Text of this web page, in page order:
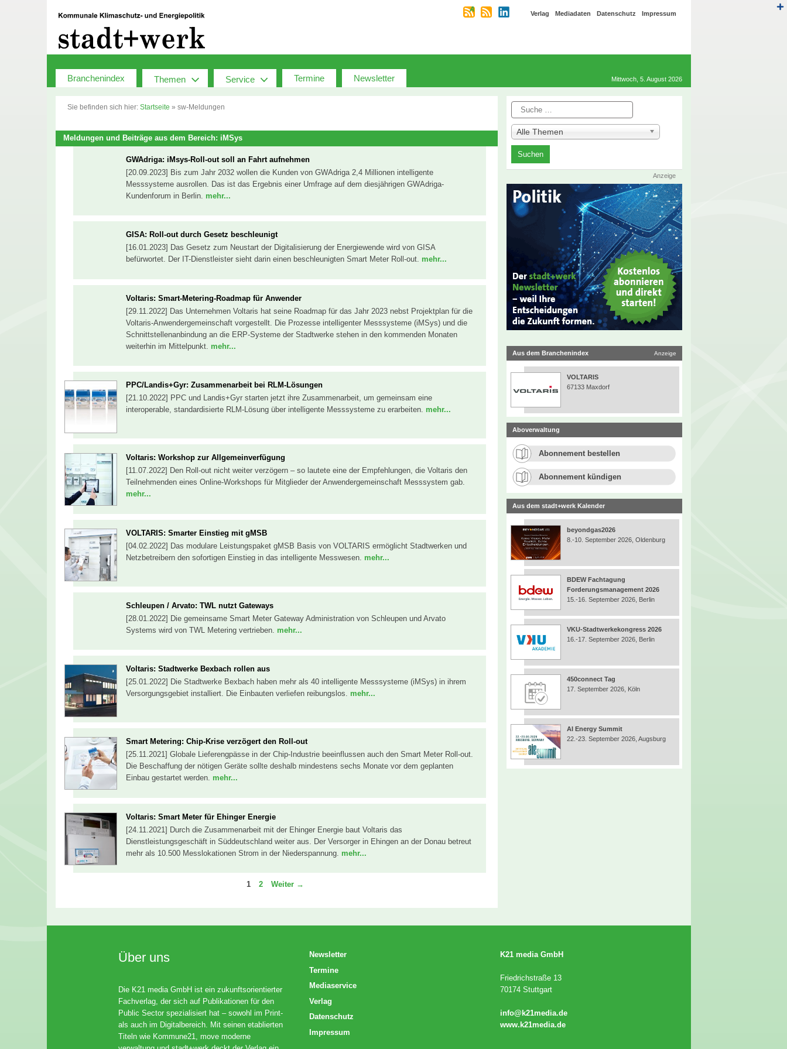
Verlag Mediadaten Datenschutz Impressum
Branchenindex Themen Service Termine Newsletter Mittwoch, 5. August 2026
Sie befinden sich hier: Startseite » sw-Meldungen
Meldungen und Beiträge aus dem Bereich: iMSys
GWAdriga: iMsys-Roll-out soll an Fahrt aufnehmen
[20.09.2023] Bis zum Jahr 2032 wollen die Kunden von GWAdriga 2,4 Millionen intelligente
Messsysteme ausrollen. Das ist das Ergebnis einer Umfrage auf dem diesjährigen GWAdriga-
Kundenforum in Berlin. mehr...
GISA: Roll-out durch Gesetz beschleunigt
[16.01.2023] Das Gesetz zum Neustart der Digitalisierung der Energiewende wird von GISA
befürwortet. Der IT-Dienstleister sieht darin einen beschleunigten Smart Meter Roll-out. mehr...
Voltaris: Smart-Metering-Roadmap für Anwender
[29.11.2022] Das Unternehmen Voltaris hat seine Roadmap für das Jahr 2023 nebst Projektplan für die
Voltaris-Anwendergemeinschaft vorgestellt. Die Prozesse intelligenter Messsysteme (iMSys) und die
Schnittstellenanbindung an die ERP-Systeme der Stadtwerke stehen in den kommenden Monaten
weiterhin im Mittelpunkt. mehr...
PPC/Landis+Gyr: Zusammenarbeit bei RLM-Lösungen
[21.10.2022] PPC und Landis+Gyr starten jetzt ihre Zusammenarbeit, um gemeinsam eine
interoperable, standardisierte RLM-Lösung über intelligente Messsysteme zu erarbeiten. mehr...
Voltaris: Workshop zur Allgemeinverfügung
[11.07.2022] Den Roll-out nicht weiter verzögern – so lautete eine der Empfehlungen, die Voltaris den
Teilnehmenden eines Online-Workshops für Mitglieder der Anwendergemeinschaft Messsystem gab.
mehr...
VOLTARIS: Smarter Einstieg mit gMSB
[04.02.2022] Das modulare Leistungspaket gMSB Basis von VOLTARIS ermöglicht Stadtwerken und
Netzbetreibern den sofortigen Einstieg in das intelligente Messwesen. mehr...
Schleupen / Arvato: TWL nutzt Gateways
[28.01.2022] Die gemeinsame Smart Meter Gateway Administration von Schleupen und Arvato
Systems wird von TWL Metering vertrieben. mehr...
Voltaris: Stadtwerke Bexbach rollen aus
[25.01.2022] Die Stadtwerke Bexbach haben mehr als 40 intelligente Messsysteme (iMSys) in ihrem
Versorgungsgebiet installiert. Die Einbauten verliefen reibungslos. mehr...
Smart Metering: Chip-Krise verzögert den Roll-out
[25.11.2021] Globale Lieferengpässe in der Chip-Industrie beeinflussen auch den Smart Meter Roll-out.
Die Beschaffung der nötigen Geräte sollte deshalb mindestens sechs Monate vor dem geplanten
Einbau gestartet werden. mehr...
Voltaris: Smart Meter für Ehinger Energie
[24.11.2021] Durch die Zusammenarbeit mit der Ehinger Energie baut Voltaris das
Dienstleistungsgeschäft in Süddeutschland weiter aus. Der Versorger in Ehingen an der Donau betreut
mehr als 10.500 Messlokationen Strom in der Niederspannung. mehr...
Seite
1 Seite
2 Weiter →
Suche
Alle Themen
Anzeige
Aus dem Branchenindex Anzeige
VOLTARIS
67133 Maxdorf
Aboverwaltung
Abonnement bestellen
Abonnement kündigen
Aus dem stadt+werk Kalender
beyondgas2026
8.-10. September 2026, Oldenburg
BDEW Fachtagung
Forderungsmanagement 2026
15.-16. September 2026, Berlin
VKU-Stadtwerkekongress 2026
16.-17. September 2026, Berlin
450connect Tag
17. September 2026, Köln
AI Energy Summit
22.-23. September 2026, Augsburg
Über uns
Die K21 media GmbH ist ein zukunftsorientierter
Fachverlag, der sich auf Publikationen für den
Public Sector spezialisiert hat – sowohl im Print-
als auch im Digitalbereich. Mit seinen etablierten
Titeln wie Kommune21, move moderne
Newsletter
Termine
Mediaservice
Verlag
Datenschutz
Impressum
K21 media GmbH
Friedrichstraße 13
70174 Stuttgart
info@k21media.de
www.k21media.de